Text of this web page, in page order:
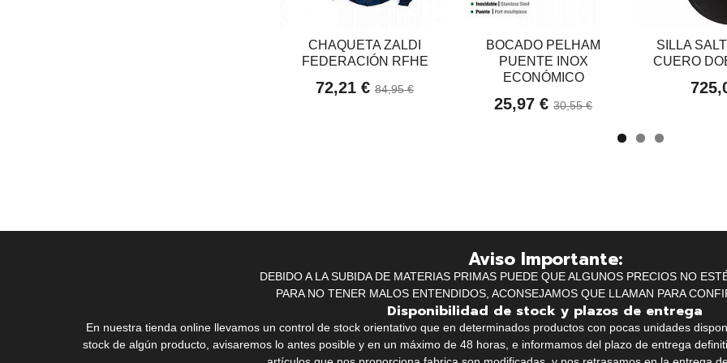
CHAQUETA ZALDI
FEDERACIÓN RFHE
72,21 €84,95 €
BOCADO PELHAM
PUENTE INOX
ECONÓMICO
25,97 €30,55 €
SILLA
CUERO
Aviso Importante:
DEBIDO A LA SUBIDA DE MATERIAS PRIMAS PUEDE QUE ALGUNOS PRECIOS NO
PARA NO TENER MALOS ENTENDIDOS, ACONSEJAMOS QUE LLAMAN PARA
Disponibilidad de stock y plazos de entrega
En nuestra tienda online llevamos un control de stock orientativo que en determinados productos con pocas unidades
stock de algún producto, avisaremos lo antes posible y en un máximo de 48 horas, e informamos del plazo de entrega